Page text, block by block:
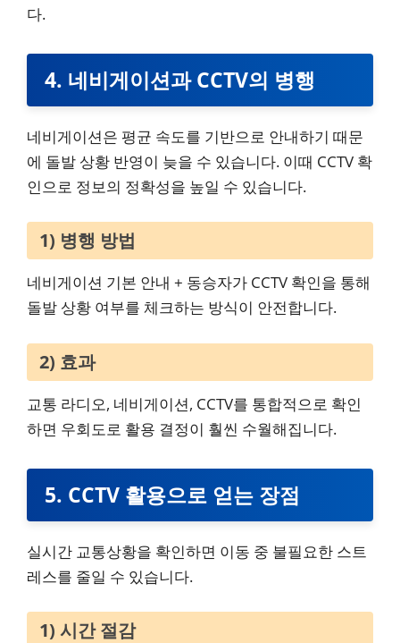
다.
4. 네비게이션과 CCTV의 병행
네비게이션은 평균 속도를 기반으로 안내하기 때문
에 돌발 상황 반영이 늦을 수 있습니다. 이때 CCTV 확
인으로 정보의 정확성을 높일 수 있습니다.
1) 병행 방법
네비게이션 기본 안내 + 동승자가 CCTV 확인을 통해
돌발 상황 여부를 체크하는 방식이 안전합니다.
2) 효과
교통 라디오, 네비게이션, CCTV를 통합적으로 확인
하면 우회도로 활용 결정이 훨씬 수월해집니다.
5. CCTV 활용으로 얻는 장점
실시간 교통상황을 확인하면 이동 중 불필요한 스트
레스를 줄일 수 있습니다.
1) 시간 절감